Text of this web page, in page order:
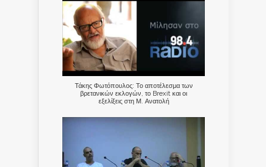
Τάκης Φωτόπουλος: Το αποτέλεσμα των
βρετανικών εκλογών, το Brexit και οι
εξελίξεις στη Μ. Ανατολή